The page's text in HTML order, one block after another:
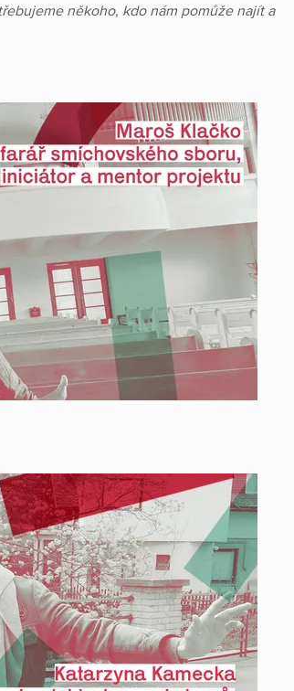
někoho, kdo nám pomůže najít a